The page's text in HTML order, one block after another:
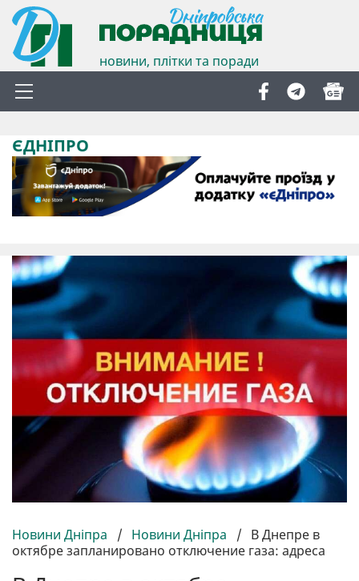
новини, плітки та поради
ЄДНІПРО
Новини Дніпра / Новини Дніпра / В Днепре в
октябре запланировано отключение газа: адреса